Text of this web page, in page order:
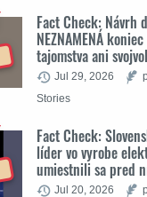
Fact Check: Návrh
NEZNAMENÁ
tajomstva ani
Jul 29, 2026
Stories
Fact Check:
líder vo vyrobe
umiestnili sa pred
Jul 20, 2026